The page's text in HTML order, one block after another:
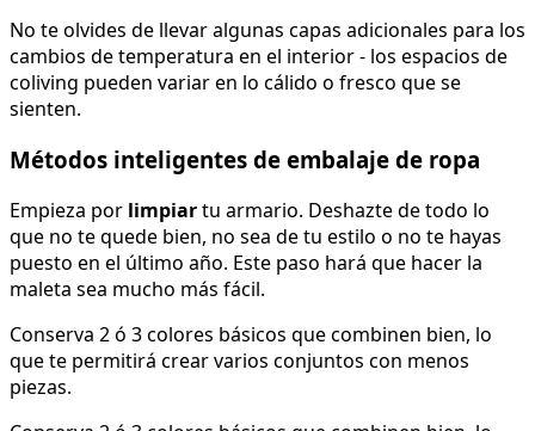
No te olvides de llevar algunas capas adicionales para los
cambios de temperatura en el interior - los espacios de
coliving pueden variar en lo cálido o fresco que se
sienten.
Métodos inteligentes de embalaje de ropa
Empieza por limpiartu armario. Deshazte de todo lo
que no te quede bien, no sea de tu estilo o no te hayas
puesto en el último año. Este paso hará que hacer la
maleta sea mucho más fácil.
Conserva 2 ó 3 colores básicos que combinen bien, lo
que te permitirá crear varios conjuntos con menos
piezas.